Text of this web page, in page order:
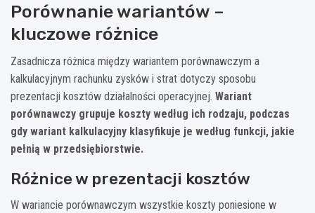
Porównanie wariantów –
kluczowe różnice
Zasadnicza różnica między wariantem porównawczym a
kalkulacyjnym rachunku zysków i strat dotyczy sposobu
prezentacji kosztów działalności operacyjnej. Wariant
porównawczy grupuje koszty według ich rodzaju, podczas
gdy wariant kalkulacyjny klasyfikuje je według funkcji, jakie
pełnią w przedsiębiorstwie.
Różnice w prezentacji kosztów
W wariancie porównawczym wszystkie koszty poniesione w